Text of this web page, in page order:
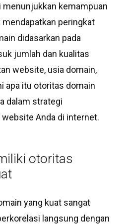
menunjukkan kemampuan
peringkat
didasarkan pada
jumlah dan kualitas
website, usia domain,
apa itu otoritas domain
dalam strategi
Anda di internet.
otoritas
yang kuat sangat
langsung dengan